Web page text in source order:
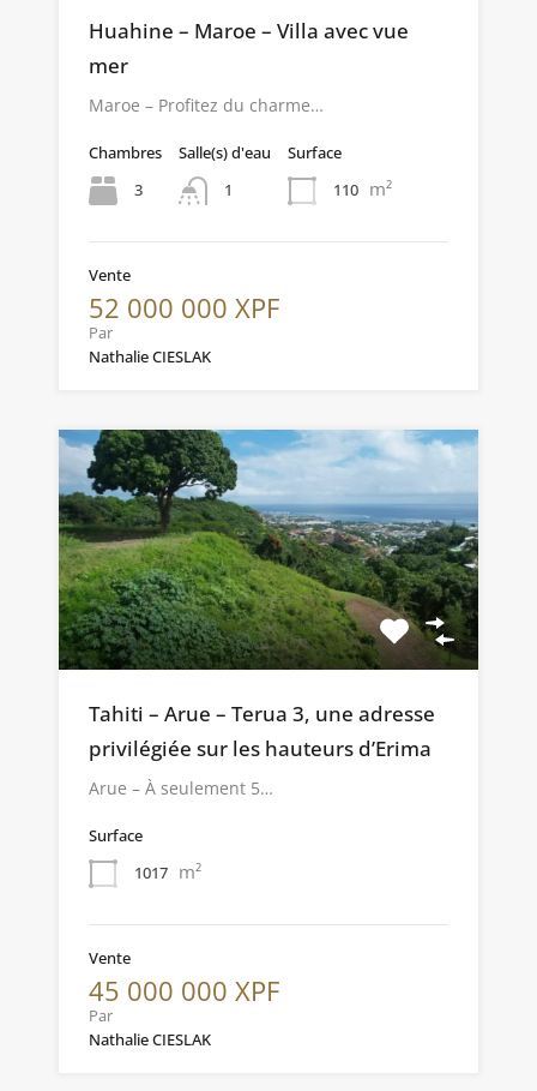
Huahine – Maroe – Villa avec vue
mer
Maroe – Profitez du charme…
Chambres
3
Salle(s) d'eau
1
Surface
110 m²
Vente
52 000 000 XPF
Par
Nathalie CIESLAK
Tahiti – Arue – Terua 3, une adresse
privilégiée sur les hauteurs d’Erima
Arue – À seulement 5…
Surface
1017 m²
Vente
45 000 000 XPF
Par
Nathalie CIESLAK